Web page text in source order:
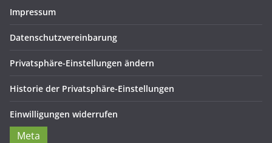
Impressum
Datenschutzvereinbarung
Privatsphäre-Einstellungen ändern
Historie der Privatsphäre-Einstellungen
Einwilligungen widerrufen
Meta